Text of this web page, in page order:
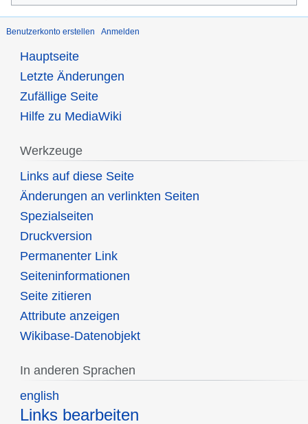
Benutzerkonto erstellen Anmelden
Hauptseite
Letzte Änderungen
Zufällige Seite
Hilfe zu MediaWiki
Werkzeuge
Links auf diese Seite
Änderungen an verlinkten Seiten
Spezialseiten
Druckversion
Permanenter Link
Seiten­informationen
Seite zitieren
Attribute anzeigen
Wikibase-Datenobjekt
In anderen Sprachen
english
Links bearbeiten